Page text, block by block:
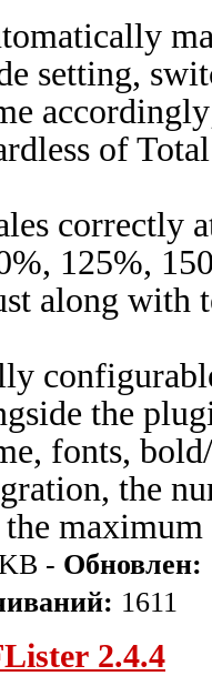
setting,
of
correctly
125%,
along with
the
fonts,
the
the
- Обновлен:
1611
2.4.4